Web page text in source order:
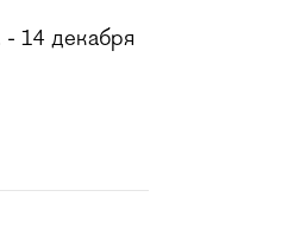
- 14 декабря